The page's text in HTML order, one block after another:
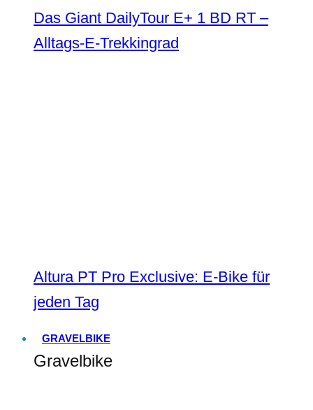
Das Giant DailyTour E+ 1 BD RT –
Alltags-E-Trekkingrad
Altura PT Pro Exclusive: E-Bike für
jeden Tag
GRAVELBIKE
Gravelbike